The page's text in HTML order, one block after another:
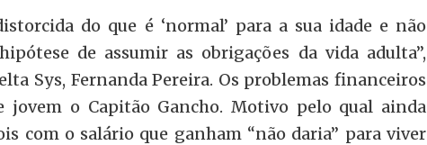
do que é ‘normal’ para a sua idade e não
de assumir as obrigações da vida adulta”,
Sys, Fernanda Pereira. Os problemas financeiros
jovem o Capitão Gancho. Motivo pelo qual ainda
com o salário que ganham “não daria” para viver